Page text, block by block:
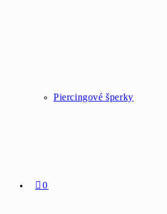
Piercingové šperky
0